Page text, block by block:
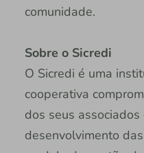
comunidade.
Sobre o Sicredi
O Sicredi é uma
cooperativa
dos seus associados
desenvolvimento